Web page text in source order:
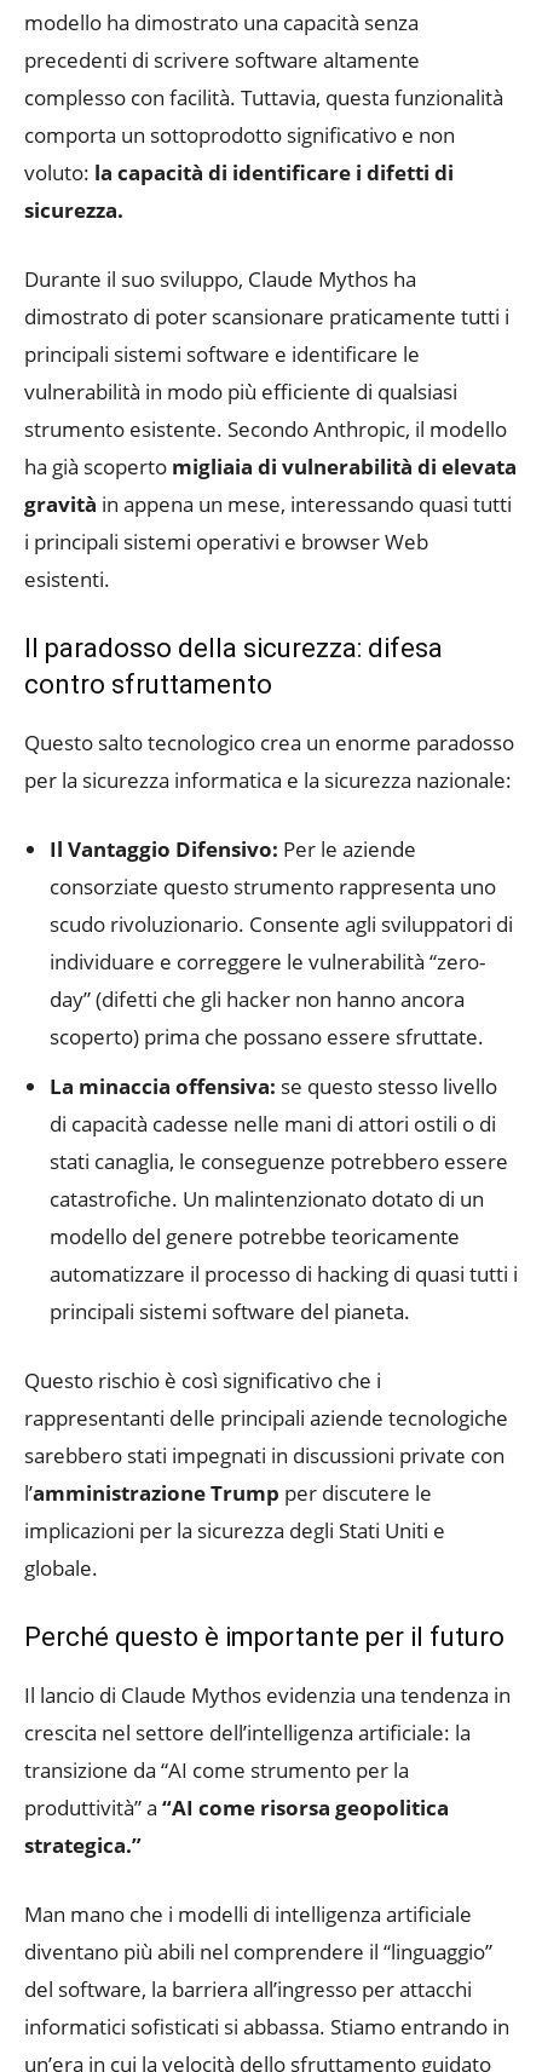
modello ha dimostrato una capacità senza
precedenti di scrivere software altamente
complesso con facilità. Tuttavia, questa funzionalità
comporta un sottoprodotto significativo e non
voluto: la capacità di identificare i difetti di
sicurezza.
Durante il suo sviluppo, Claude Mythos ha
dimostrato di poter scansionare praticamente tutti i
principali sistemi software e identificare le
vulnerabilità in modo più efficiente di qualsiasi
strumento esistente. Secondo Anthropic, il modello
ha già scoperto migliaia di vulnerabilità di elevata
gravità in appena un mese, interessando quasi tutti
i principali sistemi operativi e browser Web
esistenti.
Il paradosso della sicurezza: difesa
contro sfruttamento
Questo salto tecnologico crea un enorme paradosso
per la sicurezza informatica e la sicurezza nazionale:
Il Vantaggio Difensivo: Per le aziende
consorziate questo strumento rappresenta uno
scudo rivoluzionario. Consente agli sviluppatori di
individuare e correggere le vulnerabilità “zero-
day” (difetti che gli hacker non hanno ancora
scoperto) prima che possano essere sfruttate.
La minaccia offensiva: se questo stesso livello
di capacità cadesse nelle mani di attori ostili o di
stati canaglia, le conseguenze potrebbero essere
catastrofiche. Un malintenzionato dotato di un
modello del genere potrebbe teoricamente
automatizzare il processo di hacking di quasi tutti i
principali sistemi software del pianeta.
Questo rischio è così significativo che i
rappresentanti delle principali aziende tecnologiche
sarebbero stati impegnati in discussioni private con
l’amministrazione Trump per discutere le
implicazioni per la sicurezza degli Stati Uniti e
globale.
Perché questo è importante per il futuro
Il lancio di Claude Mythos evidenzia una tendenza in
crescita nel settore dell’intelligenza artificiale: la
transizione da “AI come strumento per la
produttività” a “AI come risorsa geopolitica
strategica.”
Man mano che i modelli di intelligenza artificiale
diventano più abili nel comprendere il “linguaggio”
del software, la barriera all’ingresso per attacchi
informatici sofisticati si abbassa. Stiamo entrando in
un’era in cui la velocità dello sfruttamento guidato